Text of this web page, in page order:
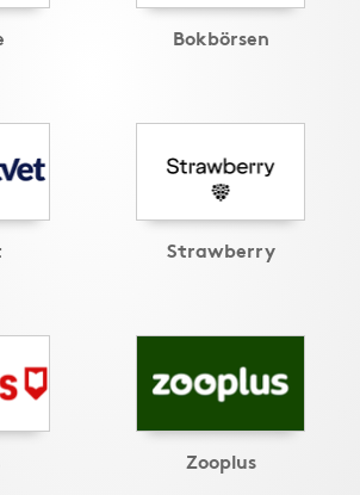
Bokbörsen
Strawberry
Zooplus